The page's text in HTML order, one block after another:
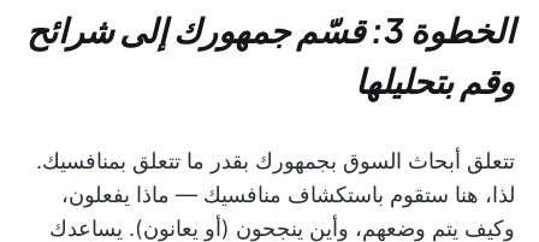
الخطوة 3: قسّم جمهورك إلى شرائح
وقم بتحليلها
تتعلق أبحاث السوق بجمهورك بقدر ما تتعلق بمنافسيك.
لذا، هنا ستقوم باستكشاف منافسيك — ماذا يفعلون،
وكيف يتم وضعهم، وأين ينجحون (أو يعانون). يساعدك